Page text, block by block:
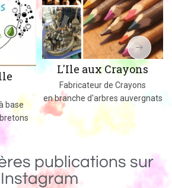
Un Monde de Bois
Des jeux, jouets et objets en bois
massif fabriqués dans le 02
publications sur
Instagram